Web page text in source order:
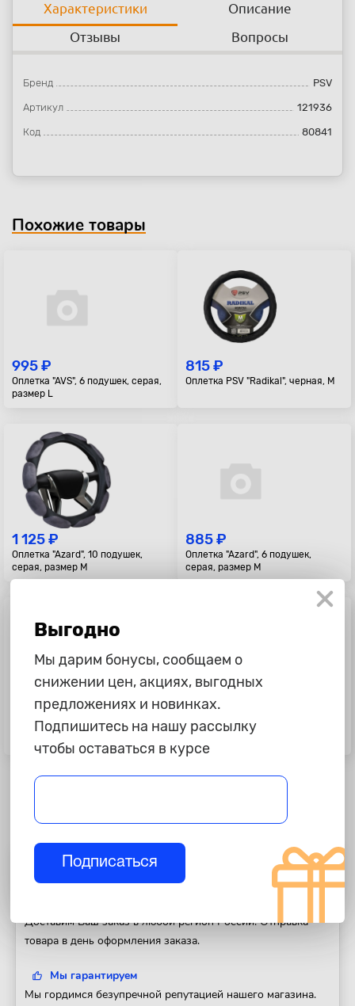
Характеристики
Описание
Отзывы
Вопросы
Бренд PSV
Артикул 121936
Код 80841
Похожие товары
995 ₽
Оплетка "AVS", 6 подушек, серая,
размер L
815 ₽
Оплетка PSV "Radikal", черная, M
1 125 ₽
Оплетка "Azard", 10 подушек,
серая, размер M
885 ₽
Оплетка "Azard", 6 подушек,
серая, размер M
1 099 ₽
Оплетка PSV "Drive Corner",
черная, M, скош.низ
1 115 ₽
Оплетка PSV "Vest Plus", черная,
Полезная информация
Доставим Ваш заказ в любой регион России. Отправка
товара в день оформления заказа.
Мы гарантируем
Мы гордимся безупречной репутацией нашего магазина.
Выгодно
Мы дарим бонусы, сообщаем о
снижении цен, акциях, выгодных
предложениях и новинках.
Подпишитесь на нашу рассылку
чтобы оставаться в курсе
Подписаться